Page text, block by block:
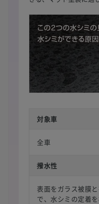
対象車
全車
撥水性
表面をガラス被膜
で、水シミの定着